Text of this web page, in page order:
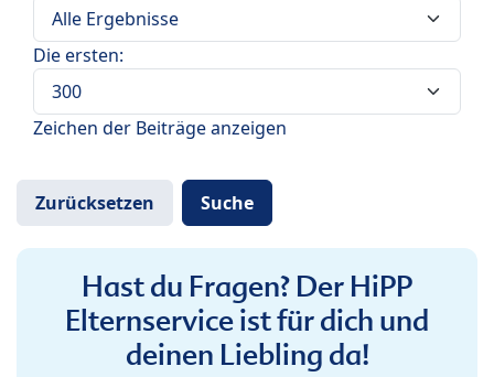
Die ersten:
Zeichen der Beiträge anzeigen
Hast du Fragen? Der HiPP
Elternservice ist für dich und
deinen Liebling da!